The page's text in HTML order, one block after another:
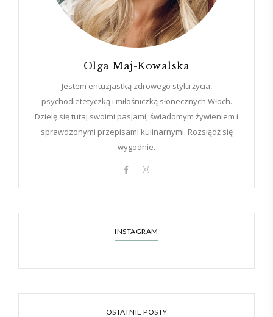
Olga Maj-Kowalska
Jestem entuzjastką zdrowego stylu życia,
psychodietetyczką i miłośniczką słonecznych Włoch.
Dzielę się tutaj swoimi pasjami, świadomym żywieniem i
sprawdzonymi przepisami kulinarnymi. Rozsiądź się
wygodnie.
INSTAGRAM
OSTATNIE POSTY